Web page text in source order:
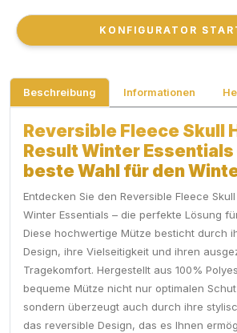
KONFIGURATOR
KONFIGURATOR
Beschreibung Informationen
Reversible Fleece Skull
Result Winter Essentials
beste Wahl für den
Entdecken Sie den Reversible Fleece
Winter Essentials – die perfekte Lösung
Diese hochwertige Mütze besticht durch
Design, ihre Vielseitigkeit und ihren
Tragekomfort. Hergestellt aus 100%
bequeme Mütze nicht nur optimalen
sondern überzeugt auch durch ihre
das reversible Design, das es Ihnen